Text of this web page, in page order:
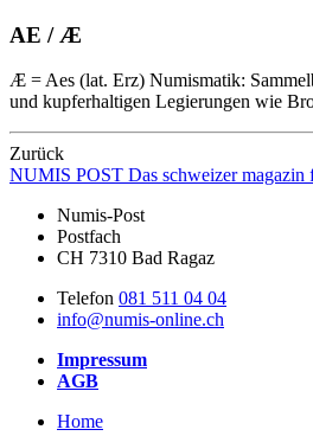
AE / Æ
Æ = Aes (lat. Erz) Numismatik:
und kupferhaltigen Legierungen wie
Zurück
NUMIS POST Das schweizer magazin
Numis-Post
Postfach
CH 7310 Bad Ragaz
Telefon 081 511 04 04
info@numis-online.ch
Impressum
AGB
Home